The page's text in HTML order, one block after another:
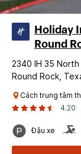
Holiday
Round
2340 IH 35 North
Round Rock,
Cách trung tâm
4.20
Đậu xe